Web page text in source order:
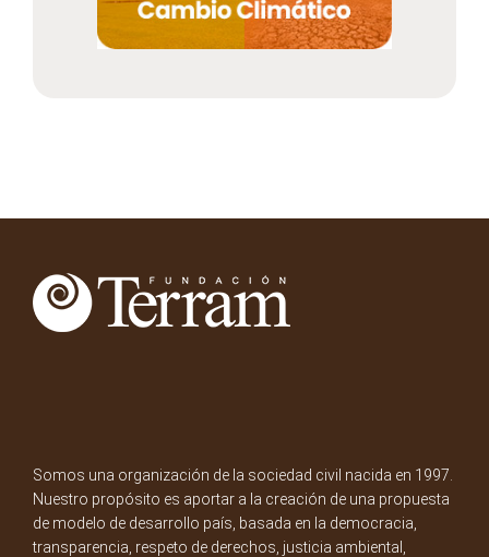
Somos una organización de la sociedad civil nacida en 1997.
Nuestro propósito es aportar a la creación de una propuesta
de modelo de desarrollo país, basada en la democracia,
transparencia, respeto de derechos, justicia ambiental,